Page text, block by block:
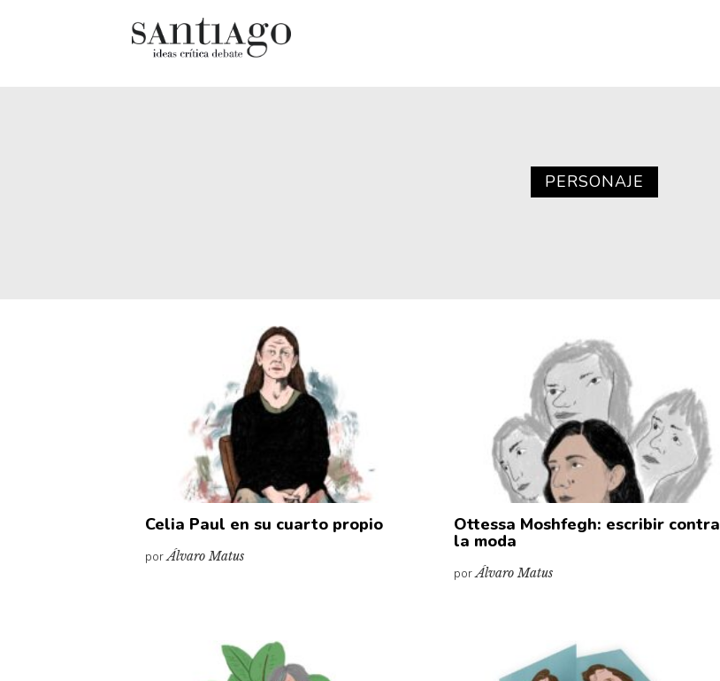
Diccionario portátil de la literatura
Libros usados
Literatura
Personaje
Personajes secundarios
Política
PERSONAJE
Celia Paul en su cuarto propio
porÁlvaro Matus
Ottessa Moshfegh: escribir contra
la moda
porÁlvaro Matus